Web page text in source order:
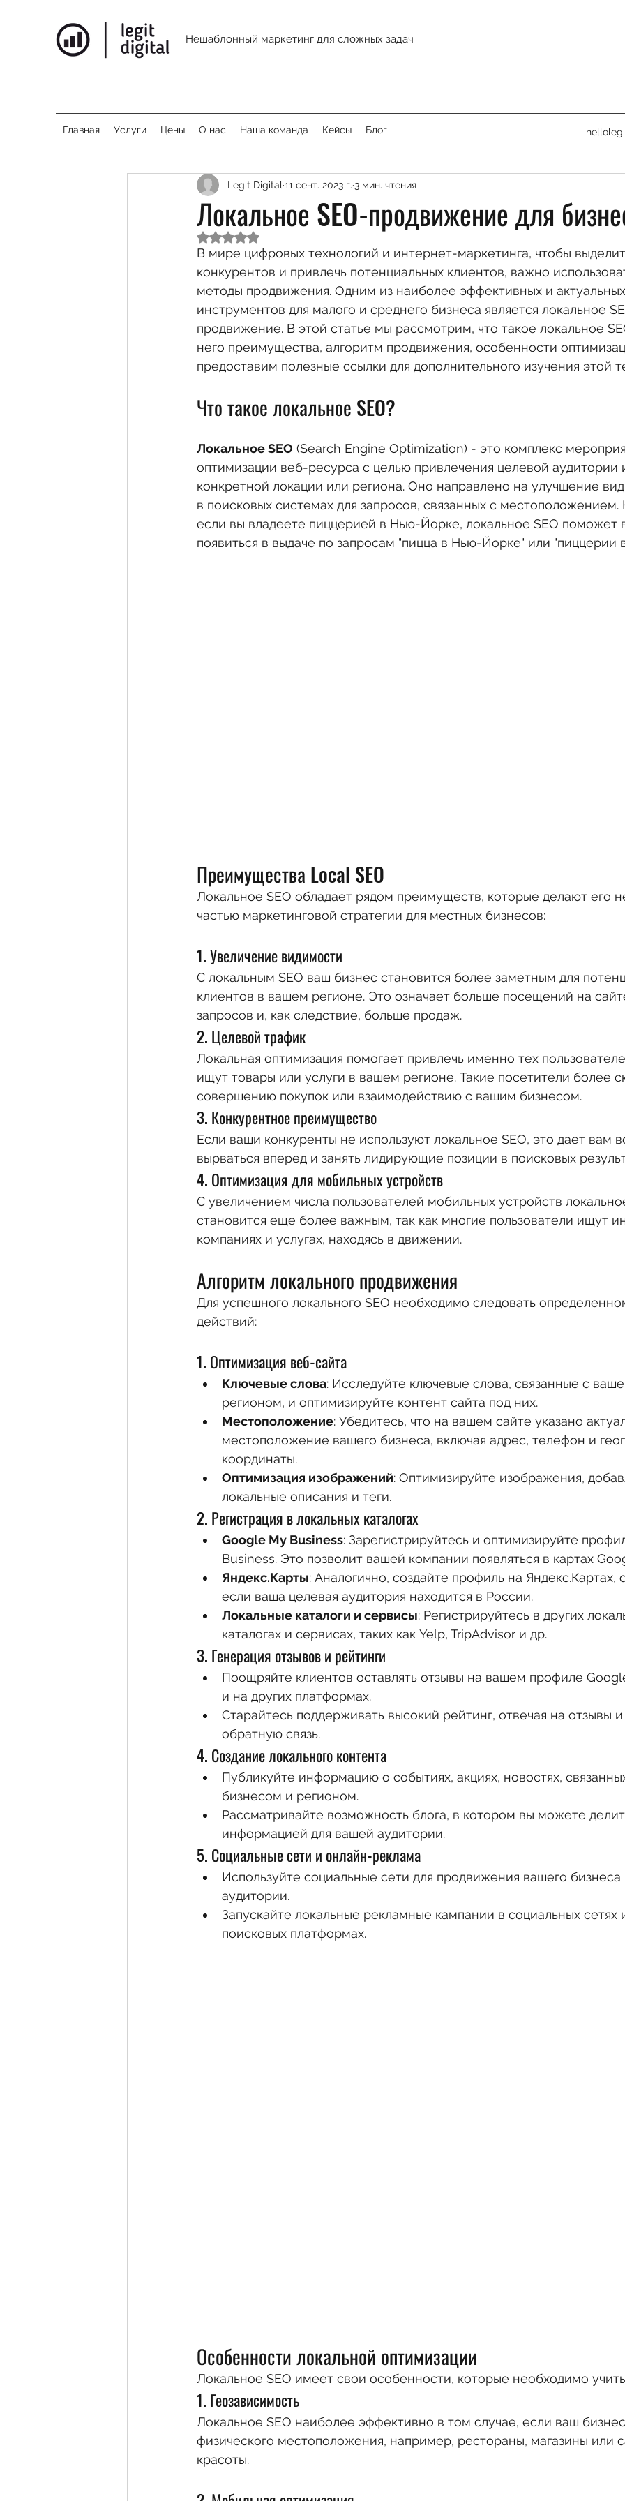
Нешаблонный маркетинг для сложных задач
Главная Услуги Цены О нас Наша команда Кейсы Блог
Локальное SEO-продвижение для
Legit Digital 11 сент. 2023 г. 3 мин. чтения
Оценка: не число из 5 звезд.
В мире цифровых технологий и интернет-маркетинга, чтобы
конкурентов и привлечь потенциальных клиентов, важно
методы продвижения. Одним из наиболее эффективных и актуальных
инструментов для малого и среднего бизнеса является локальное
продвижение. В этой статье мы рассмотрим, что такое локальное
него преимущества, алгоритм продвижения, особенности
предоставим полезные ссылки для дополнительного изучения этой
Что такое локальное SEO?
Локальное SEO (Search Engine Optimization) - это комплекс
оптимизации веб-ресурса с целью привлечения целевой аудитории
конкретной локации или региона. Оно направлено на улучшение
в поисковых системах для запросов, связанных с
если вы владеете пиццерией в Нью-Йорке, локальное SEO поможет
появиться в выдаче по запросам "пицца в Нью-Йорке" или "пиццерии
Преимущества Local SEO
Локальное SEO обладает рядом преимуществ, которые делают его
частью маркетинговой стратегии для местных бизнесов:
1. Увеличение видимости
С локальным SEO ваш бизнес становится более заметным для
клиентов в вашем регионе. Это означает больше посещений на
запросов и, как следствие, больше продаж.
2. Целевой трафик
Локальная оптимизация помогает привлечь именно тех
ищут товары или услуги в вашем регионе. Такие посетители более
совершению покупок или взаимодействию с вашим бизнесом.
3. Конкурентное преимущество
Если ваши конкуренты не используют локальное SEO, это дает вам
вырваться вперед и занять лидирующие позиции в поисковых
4. Оптимизация для мобильных устройств
С увеличением числа пользователей мобильных устройств
становится еще более важным, так как многие пользователи ищут
компаниях и услугах, находясь в движении.
Алгоритм локального продвижения
Для успешного локального SEO необходимо следовать
действий:
1. Оптимизация веб-сайта
Ключевые слова: Исследуйте ключевые слова, связанные с
регионом, и оптимизируйте контент сайта под них.
Местоположение: Убедитесь, что на вашем сайте указано
местоположение вашего бизнеса, включая адрес, телефон и
координаты.
Оптимизация изображений: Оптимизируйте изображения,
локальные описания и теги.
2. Регистрация в локальных каталогах
Google My Business: Зарегистрируйтесь и оптимизируйте
Business. Это позволит вашей компании появляться в картах
Яндекс.Карты: Аналогично, создайте профиль на Яндекс.Картах,
если ваша целевая аудитория находится в России.
Локальные каталоги и сервисы: Регистрируйтесь в других
каталогах и сервисах, таких как Yelp, TripAdvisor и др.
3. Генерация отзывов и рейтинги
Поощряйте клиентов оставлять отзывы на вашем профиле
и на других платформах.
Старайтесь поддерживать высокий рейтинг, отвечая на отзывы
обратную связь.
4. Создание локального контента
Публикуйте информацию о событиях, акциях, новостях,
бизнесом и регионом.
Рассматривайте возможность блога, в котором вы можете
информацией для вашей аудитории.
5. Социальные сети и онлайн-реклама
Используйте социальные сети для продвижения вашего бизнеса
аудитории.
Запускайте локальные рекламные кампании в социальных сетях
поисковых платформах.
Особенности локальной оптимизации
Локальное SEO имеет свои особенности, которые необходимо
1. Геозависимость
Локальное SEO наиболее эффективно в том случае, если ваш
физического местоположения, например, рестораны, магазины или
красоты.